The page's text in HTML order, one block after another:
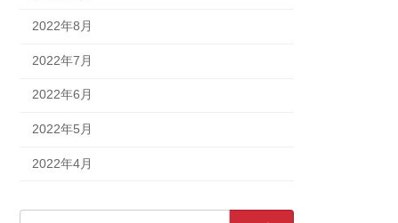
2022年8月
2022年7月
2022年6月
2022年5月
2022年4月